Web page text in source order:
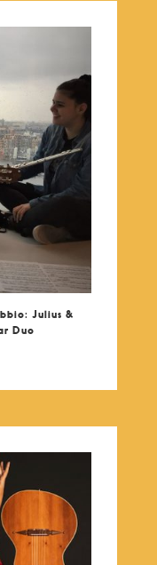
Julius &
Duo